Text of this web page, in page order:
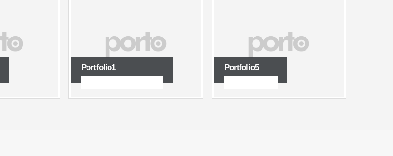
Portfolio1 Portfolio5